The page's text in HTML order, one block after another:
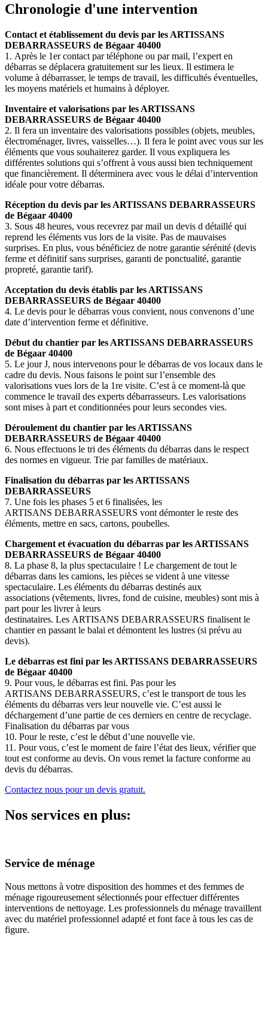
Chronologie d'une intervention
Contact et établissement du devis par les ARTISSANS
DEBARRASSEURS de Bégaar 40400
1. Après le 1er contact par téléphone ou par mail, l’expert en
débarras se déplacera gratuitement sur les lieux. Il estimera le
volume à débarrasser, le temps de travail, les difficultés éventuelles,
les moyens matériels et humains à déployer.
Inventaire et valorisations par les ARTISSANS
DEBARRASSEURS de Bégaar 40400
2. Il fera un inventaire des valorisations possibles (objets, meubles,
électroménager, livres, vaisselles…). Il fera le point avec vous sur les
éléments que vous souhaiterez garder. Il vous expliquera les
différentes solutions qui s’offrent à vous aussi bien techniquement
que financièrement. Il déterminera avec vous le délai d’intervention
idéale pour votre débarras.
Réception du devis par les ARTISSANS DEBARRASSEURS
de Bégaar 40400
3. Sous 48 heures, vous recevrez par mail un devis d détaillé qui
reprend les éléments vus lors de la visite. Pas de mauvaises
surprises. En plus, vous bénéficiez de notre garantie sérénité (devis
ferme et définitif sans surprises, garanti de ponctualité, garantie
propreté, garantie tarif).
Acceptation du devis établis par les ARTISSANS
DEBARRASSEURS de Bégaar 40400
4. Le devis pour le débarras vous convient, nous convenons d’une
date d’intervention ferme et définitive.
Début du chantier par les ARTISSANS DEBARRASSEURS
de Bégaar 40400
5. Le jour J, nous intervenons pour le débarras de vos locaux dans le
cadre du devis. Nous faisons le point sur l’ensemble des
valorisations vues lors de la 1re visite. C’est à ce moment-là que
commence le travail des experts débarrasseurs. Les valorisations
sont mises à part et conditionnées pour leurs secondes vies.
Déroulement du chantier par les ARTISSANS
DEBARRASSEURS de Bégaar 40400
6. Nous effectuons le tri des éléments du débarras dans le respect
des normes en vigueur. Trie par familles de matériaux.
Finalisation du débarras par les ARTISSANS
DEBARRASSEURS
7. Une fois les phases 5 et 6 finalisées, les
ARTISANS DEBARRASSEURS vont démonter le reste des
éléments, mettre en sacs, cartons, poubelles.
Chargement et évacuation du débarras par les ARTISSANS
DEBARRASSEURS de Bégaar 40400
8. La phase 8, la plus spectaculaire ! Le chargement de tout le
débarras dans les camions, les pièces se vident à une vitesse
spectaculaire. Les éléments du débarras destinés aux
associations (vêtements, livres, fond de cuisine, meubles) sont mis à
part pour les livrer à leurs
destinataires. Les ARTISANS DEBARRASSEURS finalisent le
chantier en passant le balai et démontent les lustres (si prévu au
devis).
Le débarras est fini par les ARTISSANS DEBARRASSEURS
de Bégaar 40400
9. Pour vous, le débarras est fini. Pas pour les
ARTISANS DEBARRASSEURS, c’est le transport de tous les
éléments du débarras vers leur nouvelle vie. C’est aussi le
déchargement d’une partie de ces derniers en centre de recyclage.
Finalisation du débarras par vous
10. Pour le reste, c’est le début d’une nouvelle vie.
11. Pour vous, c’est le moment de faire l’état des lieux, vérifier que
tout est conforme au devis. On vous remet la facture conforme au
devis du débarras.
Contactez nous pour un devis gratuit.
Nos services en plus:
Service de ménage
Nous mettons à votre disposition des hommes et des femmes de
ménage rigoureusement sélectionnés pour effectuer différentes
interventions de nettoyage. Les professionnels du ménage travaillent
avec du matériel professionnel adapté et font face à tous les cas de
figure.